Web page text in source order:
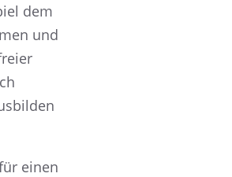
dem
und
einen